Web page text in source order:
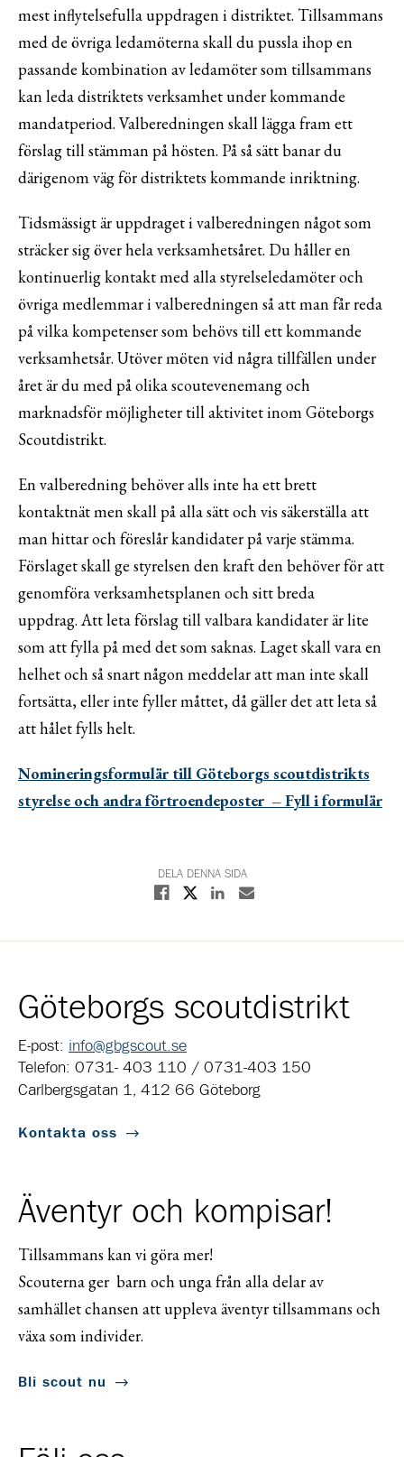
mest inflytelsefulla uppdragen i distriktet. Tillsammans
med de övriga ledamöterna skall du pussla ihop en
passande kombination av ledamöter som tillsammans
kan leda distriktets verksamhet under kommande
mandatperiod. Valberedningen skall lägga fram ett
förslag till stämman på hösten. På så sätt banar du
därigenom väg för distriktets kommande inriktning.
Tidsmässigt är uppdraget i valberedningen något som
sträcker sig över hela verksamhetsåret. Du håller en
kontinuerlig kontakt med alla styrelseledamöter och
övriga medlemmar i valberedningen så att man får reda
på vilka kompetenser som behövs till ett kommande
verksamhetsår. Utöver möten vid några tillfällen under
året är du med på olika scoutevenemang och
marknadsför möjligheter till aktivitet inom Göteborgs
Scoutdistrikt.
En valberedning behöver alls inte ha ett brett
kontaktnät men skall på alla sätt och vis säkerställa att
man hittar och föreslår kandidater på varje stämma.
Förslaget skall ge styrelsen den kraft den behöver för att
genomföra verksamhetsplanen och sitt breda
uppdrag. Att leta förslag till valbara kandidater är lite
som att fylla på med det som saknas. Laget skall vara en
helhet och så snart någon meddelar att man inte skall
fortsätta, eller inte fyller måttet, då gäller det att leta så
att hålet fylls helt.
Nomineringsformulär till Göteborgs scoutdistrikts
styrelse och andra förtroendeposter – Fyll i formulär
DELA DENNA SIDA
Dela på Facebook
Dela på XDela på Linkedin
Dela med E-post
Göteborgs scoutdistrikt
E-post: info@gbgscout.se
Telefon: 0731- 403 110 / 0731-403 150
Carlbergsgatan 1, 412 66 Göteborg
Kontakta oss
Äventyr och kompisar!
Tillsammans kan vi göra mer!
Scouterna ger barn och unga från alla delar av
samhället chansen att uppleva äventyr tillsammans och
växa som individer.
Bli scout nu